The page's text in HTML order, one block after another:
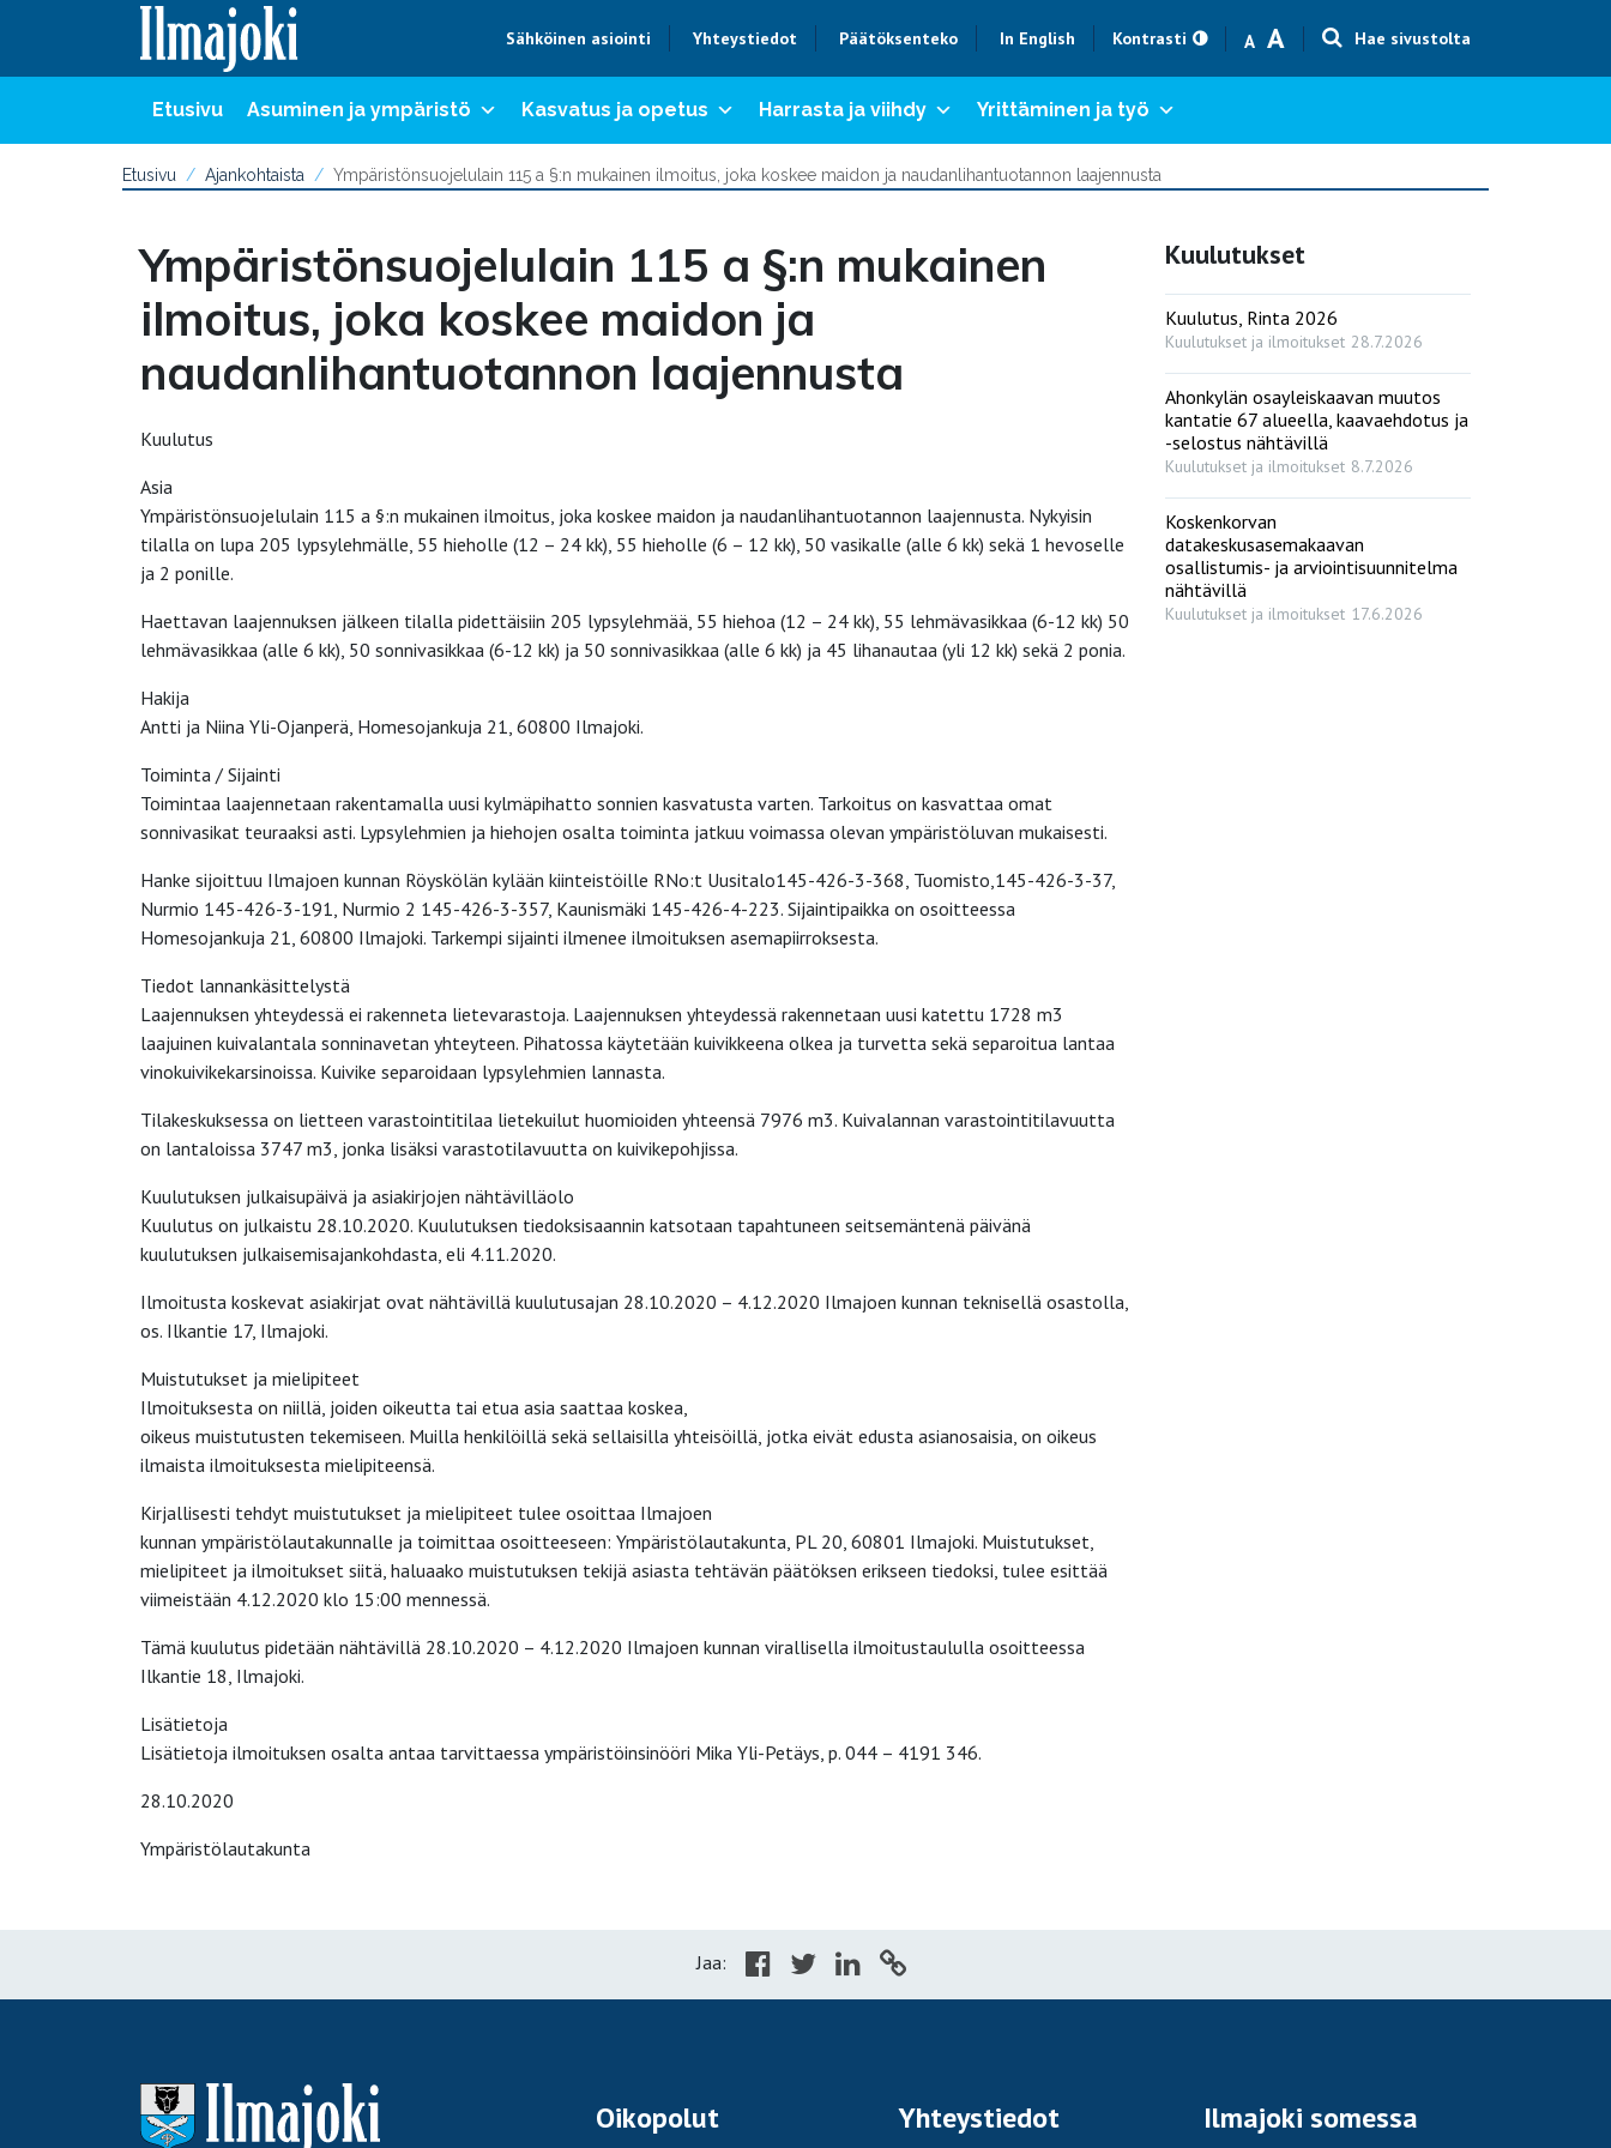
Sähköinen asiointi Yhteystiedot Päätöksenteko In English Kontrasti A
Text size smaller
AText size bigger
Hae sivustolta
Etusivu Asuminen ja ympäristö Kasvatus ja opetus Harrasta ja viihdy Yrittäminen ja työ
Etusivu Ajankohtaista Ympäristönsuojelulain 115 a §:n mukainen ilmoitus, joka koskee maidon ja naudanlihantuotannon laajennusta
Ympäristönsuojelulain 115 a §:n mukainen
ilmoitus, joka koskee maidon ja
naudanlihantuotannon laajennusta
Kuulutus
Asia
Ympäristönsuojelulain 115 a §:n mukainen ilmoitus, joka koskee maidon ja naudanlihantuotannon laajennusta. Nykyisin
tilalla on lupa 205 lypsylehmälle, 55 hieholle (12 – 24 kk), 55 hieholle (6 – 12 kk), 50 vasikalle (alle 6 kk) sekä 1 hevoselle
ja 2 ponille.
Haettavan laajennuksen jälkeen tilalla pidettäisiin 205 lypsylehmää, 55 hiehoa (12 – 24 kk), 55 lehmävasikkaa (6-12 kk) 50
lehmävasikkaa (alle 6 kk), 50 sonnivasikkaa (6-12 kk) ja 50 sonnivasikkaa (alle 6 kk) ja 45 lihanautaa (yli 12 kk) sekä 2 ponia.
Hakija
Antti ja Niina Yli-Ojanperä, Homesojankuja 21, 60800 Ilmajoki.
Toiminta / Sijainti
Toimintaa laajennetaan rakentamalla uusi kylmäpihatto sonnien kasvatusta varten. Tarkoitus on kasvattaa omat
sonnivasikat teuraaksi asti. Lypsylehmien ja hiehojen osalta toiminta jatkuu voimassa olevan ympäristöluvan mukaisesti.
Hanke sijoittuu Ilmajoen kunnan Röyskölän kylään kiinteistöille RNo:t Uusitalo145-426-3-368, Tuomisto,145-426-3-37,
Nurmio 145-426-3-191, Nurmio 2 145-426-3-357, Kaunismäki 145-426-4-223. Sijaintipaikka on osoitteessa
Homesojankuja 21, 60800 Ilmajoki. Tarkempi sijainti ilmenee ilmoituksen asemapiirroksesta.
Tiedot lannankäsittelystä
Laajennuksen yhteydessä ei rakenneta lietevarastoja. Laajennuksen yhteydessä rakennetaan uusi katettu 1728 m3
laajuinen kuivalantala sonninavetan yhteyteen. Pihatossa käytetään kuivikkeena olkea ja turvetta sekä separoitua lantaa
vinokuivikekarsinoissa. Kuivike separoidaan lypsylehmien lannasta.
Tilakeskuksessa on lietteen varastointitilaa lietekuilut huomioiden yhteensä 7976 m3. Kuivalannan varastointitilavuutta
on lantaloissa 3747 m3, jonka lisäksi varastotilavuutta on kuivikepohjissa.
Kuulutuksen julkaisupäivä ja asiakirjojen nähtävilläolo
Kuulutus on julkaistu 28.10.2020. Kuulutuksen tiedoksisaannin katsotaan tapahtuneen seitsemäntenä päivänä
kuulutuksen julkaisemisajankohdasta, eli 4.11.2020.
Ilmoitusta koskevat asiakirjat ovat nähtävillä kuulutusajan 28.10.2020 – 4.12.2020 Ilmajoen kunnan teknisellä osastolla,
os. Ilkantie 17, Ilmajoki.
Muistutukset ja mielipiteet
Ilmoituksesta on niillä, joiden oikeutta tai etua asia saattaa koskea,
oikeus muistutusten tekemiseen. Muilla henkilöillä sekä sellaisilla yhteisöillä, jotka eivät edusta asianosaisia, on oikeus
ilmaista ilmoituksesta mielipiteensä.
Kirjallisesti tehdyt muistutukset ja mielipiteet tulee osoittaa Ilmajoen
kunnan ympäristölautakunnalle ja toimittaa osoitteeseen: Ympäristölautakunta, PL 20, 60801 Ilmajoki. Muistutukset,
mielipiteet ja ilmoitukset siitä, haluaako muistutuksen tekijä asiasta tehtävän päätöksen erikseen tiedoksi, tulee esittää
viimeistään 4.12.2020 klo 15:00 mennessä.
Tämä kuulutus pidetään nähtävillä 28.10.2020 – 4.12.2020 Ilmajoen kunnan virallisella ilmoitustaululla osoitteessa
Ilkantie 18, Ilmajoki.
Lisätietoja
Lisätietoja ilmoituksen osalta antaa tarvittaessa ympäristöinsinööri Mika Yli-Petäys, p. 044 – 4191 346.
28.10.2020
Ympäristölautakunta
Kuulutukset
Kuulutus, Rinta 2026
Kuulutukset ja ilmoitukset 28.7.2026
Ahonkylän osayleiskaavan muutos
kantatie 67 alueella, kaavaehdotus ja
-selostus nähtävillä
Kuulutukset ja ilmoitukset 8.7.2026
Koskenkorvan
datakeskusasemakaavan
osallistumis- ja arviointisuunnitelma
nähtävillä
Kuulutukset ja ilmoitukset 17.6.2026
Jaa:
Oikopolut Yhteystiedot Ilmajoki somessa